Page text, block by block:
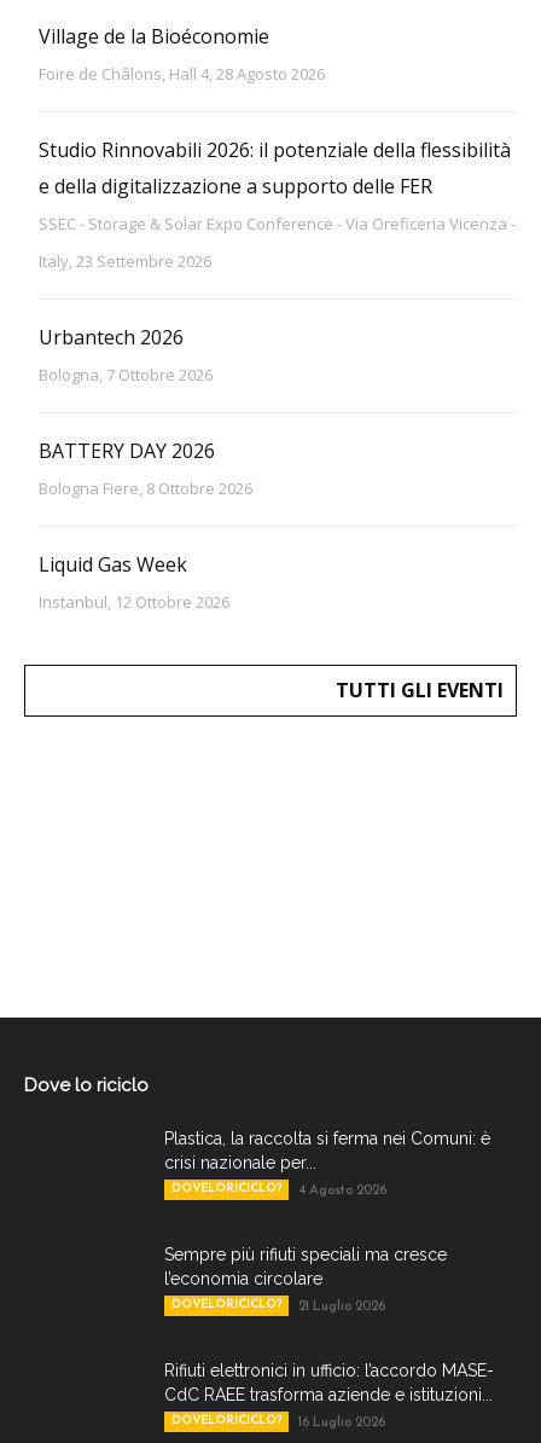
Village de la Bioéconomie
Foire de Châlons, Hall 4, 28 Agosto 2026
Studio Rinnovabili 2026: il potenziale della flessibilità
e della digitalizzazione a supporto delle FER
SSEC - Storage & Solar Expo Conference - Via Oreficeria Vicenza -
Italy, 23 Settembre 2026
Urbantech 2026
Bologna, 7 Ottobre 2026
BATTERY DAY 2026
Bologna Fiere, 8 Ottobre 2026
Liquid Gas Week
Instanbul, 12 Ottobre 2026
TUTTI GLI EVENTI
Dove lo riciclo
Plastica, la raccolta si ferma nei Comuni: è
crisi nazionale per...
DOVELORICICLO? 4 Agosto 2026
Sempre più rifiuti speciali ma cresce
l’economia circolare
DOVELORICICLO? 21 Luglio 2026
Rifiuti elettronici in ufficio: l’accordo MASE-
CdC RAEE trasforma aziende e istituzioni...
DOVELORICICLO? 16 Luglio 2026